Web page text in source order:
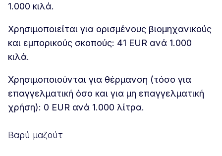
1.000 κιλά.
Χρησιμοποιείται για ορισμένους βιομηχανικούς
και εμπορικούς σκοπούς: 41 EUR ανά 1.000
κιλά.
Χρησιμοποιούνται για θέρμανση (τόσο για
επαγγελματική όσο και για μη επαγγελματική
χρήση): 0 EUR ανά 1.000 λίτρα.
Βαρύ μαζούτ